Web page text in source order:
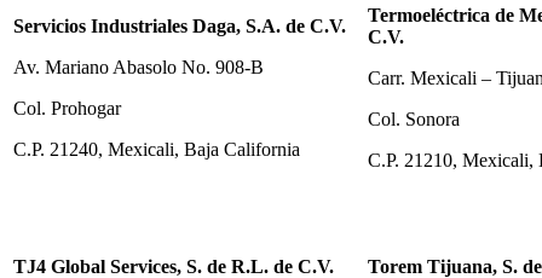
Servicios Industriales Daga, S.A. de C.V.
Av. Mariano Abasolo No. 908-B
Col. Prohogar
C.P. 21240, Mexicali, Baja California
Termoeléctrica de
C.V.
Carr. Mexicali –
Col. Sonora
C.P. 21210, Mexicali,
TJ4 Global Services, S. de R.L. de C.V.
Torem Tijuana, S.